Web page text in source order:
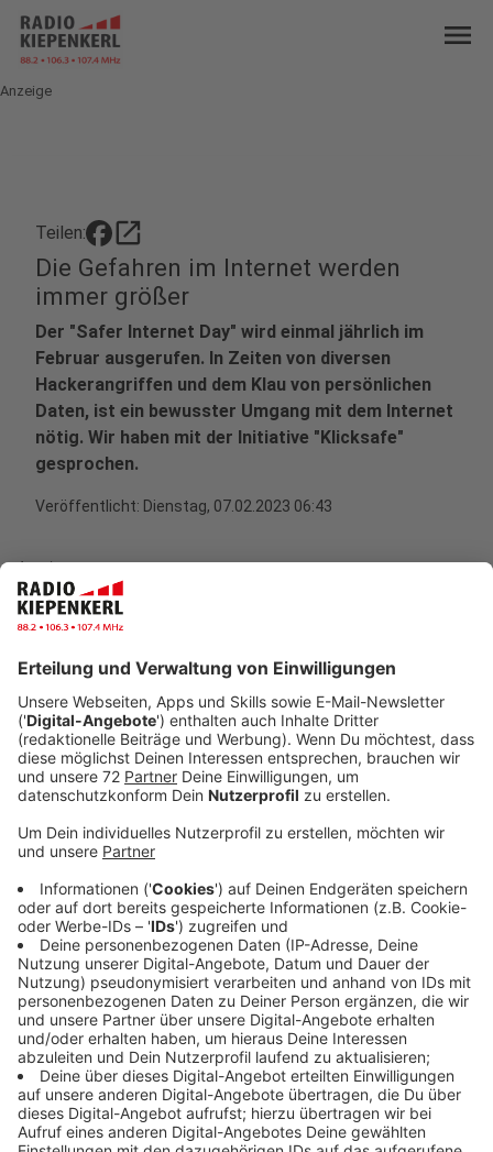
menu
Anzeige
Teilen: open_in_new
Die Gefahren im Internet werden
immer größer
Der "Safer Internet Day" wird einmal jährlich im
Februar ausgerufen. In Zeiten von diversen
Hackerangriffen und dem Klau von persönlichen
Daten, ist ein bewusster Umgang mit dem Internet
nötig. Wir haben mit der Initiative "Klicksafe"
gesprochen.
Veröffentlicht: Dienstag, 07.02.2023 06:43
Anzeige
und Kampagnen wie die EU-Initiative"Klicksafe"
verantwortungsvolleren Umgang mit dem eigenen
Internetverhalten auf. Ein Fokus liegt dabei auf der
sogenannten digitalen Balance. Denn nach einer neuen
"Forsa"-Studie - die "Klicksafe" in Auftrag gegeben
hatte - geben rund 50 Prozent aller Jugendlichen und
30 Prozent der Eltern an, dass sie generell weniger
digitale Medien nutzen sollten, um mehr Zeit für
andere Dinge zu haben.
Durch das ständige "online sein" kämen auch
gesundheitliche Probleme mit einher. Stress sei da nur
eins von vielen Beispielen. Umfrageergebnisse aus der
aktuellen Studie zeigen nämlich folgendes: Fast jedes
vierte Kind gibt an, dass es wegen seiner Nutzung von
digitalen Medien häufig zu Streit in Familie und
Freundeskreis kommt. "Wir fühlen uns vielleicht
innerlich unruhig, wir sind unkonzentriert, wir haben
Kopfschmerzen, oder unsere sozialen Beziehungen